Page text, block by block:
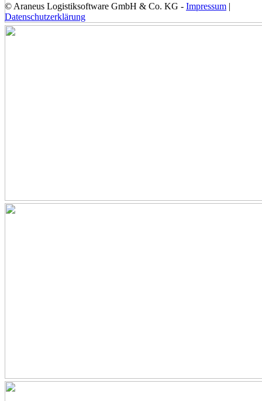
© Araneus Logistiksoftware GmbH & Co. KG - Impressum |
Datenschutzerklärung